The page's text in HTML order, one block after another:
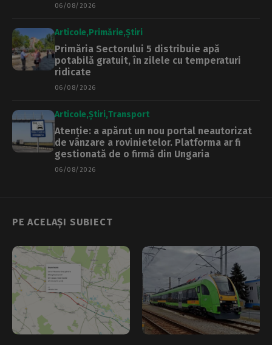
06/08/2026
Articole Primărie Știri
Primăria Sectorului 5 distribuie apă
potabilă gratuit, în zilele cu temperaturi
ridicate
06/08/2026
Articole Știri Transport
Atenție: a apărut un nou portal neautorizat
de vânzare a rovinietelor. Platforma ar fi
gestionată de o firmă din Ungaria
06/08/2026
PE ACELAȘI SUBIECT